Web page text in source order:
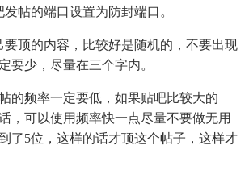
的端口设置为防封端口。
顶的内容，比较好是随机的，不要出现
要少，尽量在三个字内。
频率一定要低，如果贴吧比较大的
，可以使用频率快一点尽量不要做无用
了5位，这样的话才顶这个帖子，这样才